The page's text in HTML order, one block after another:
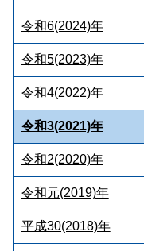
令和6(2024)年
令和5(2023)年
令和4(2022)年
令和3(2021)年
令和2(2020)年
令和元(2019)年
平成30(2018)年